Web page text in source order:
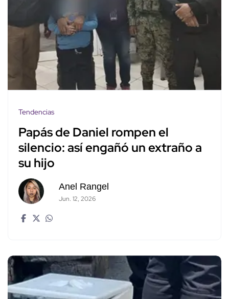
Tendencias
Papás de Daniel rompen el
silencio: así engañó un extraño a
su hijo
Anel Rangel
Jun. 12, 2026